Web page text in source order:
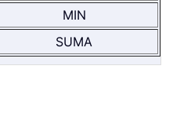
MIN
SUMA